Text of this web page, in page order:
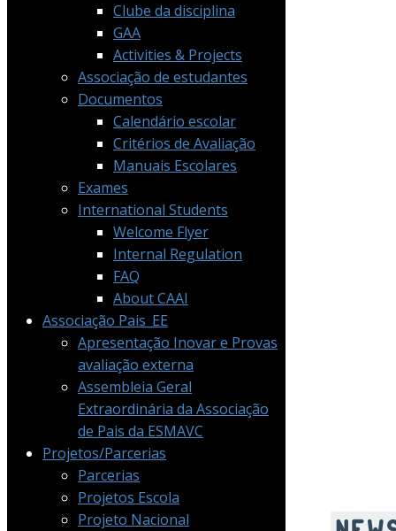
Clube da disciplina
GAA
Activities & Projects
Associação de estudantes
Documentos
Calendário escolar
Critérios de Avaliação
Manuais Escolares
Exames
International Students
Welcome Flyer
Internal Regulation
FAQ
About CAAI
Associação Pais_EE
Apresentação Inovar e Provas
avaliação externa
Assembleia Geral
Extraordinária da Associação
de Pais da ESMAVC
Projetos/Parcerias
Parcerias
Projetos Escola
Projeto Nacional